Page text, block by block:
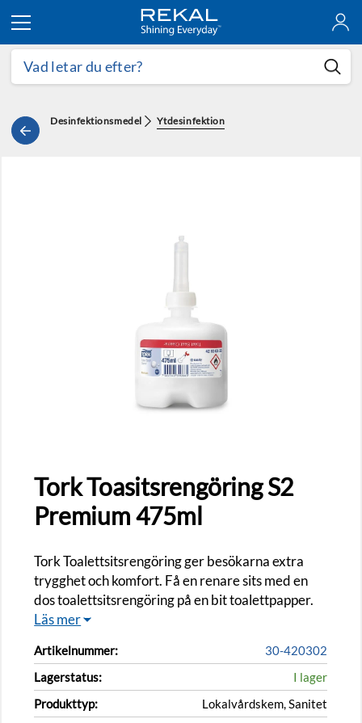
Hoppa till innehållet
Desinfektionsmedel Ytdesinfektion
Tork Toasitsrengöring S2
Premium 475ml
Tork Toalettsitsrengöring ger besökarna extra
trygghet och komfort. Få en renare sits med en
dos toalettsitsrengöring på en bit toalettpapper.
Läs mer
Artikelnummer:
30-420302
Lagerstatus:
I lager
Produkttyp:
Lokalvårdskem, Sanitet